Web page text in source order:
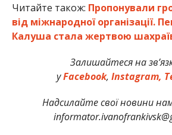
Читайте також: Пропонували
від міжнародної організації.
Калуша стала жертвою
Залишайтеся на
уFacebook, Instagram,
Надсилайте свої новини